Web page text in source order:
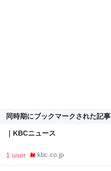
同時期にブックマークされた記事
｜KBCニュース
1 user kbc.co.jp